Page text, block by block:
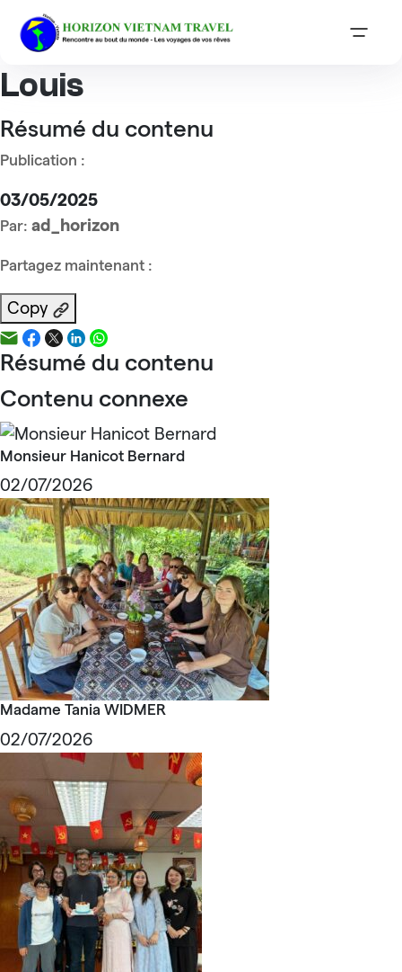
Accueil
Monsieur AUDOUX Jean
Louis
Résumé du contenu
Publication :
03/05/2025
Par: ad_horizon
Partagez maintenant :
Copy
Résumé du contenu
Contenu connexe
Monsieur Hanicot Bernard
02/07/2026
Madame Tania WIDMER
02/07/2026